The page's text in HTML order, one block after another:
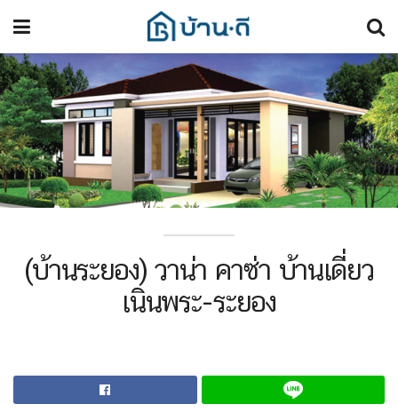
(บ้านระยอง) วาน่า คาซ่า บ้านเดี่ยว
เนินพระ-ระยอง